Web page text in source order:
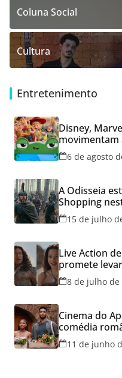
Coluna Social
Cultura
Entretenimento
Disney,
movimentam
do Aparecida
6 de agosto
A Odisseia
Shopping
15 de julho
Live Action
promete
Cineflix do
8 de julho de
Cinema do
comédia
hoje e lança
Namorados
11 de junho